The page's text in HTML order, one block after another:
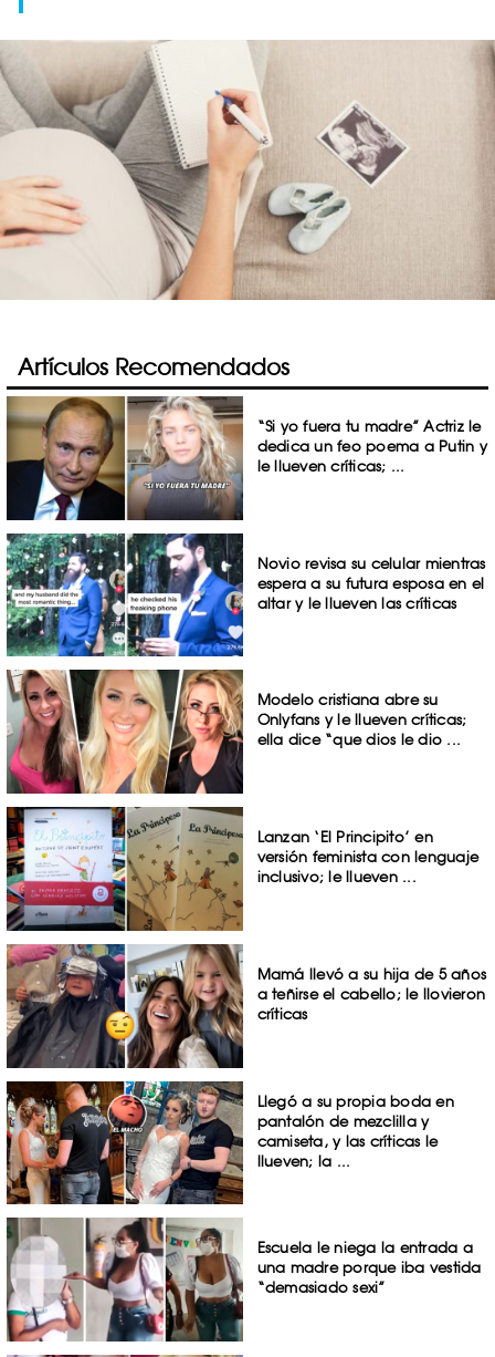
Artículos Recomendados
“Si yo fuera tu madre” Actriz le
dedica un feo poema a Putin y
le llueven críticas; ...
Novio revisa su celular mientras
espera a su futura esposa en el
altar y le llueven las críticas
Modelo cristiana abre su
Onlyfans y le llueven críticas;
ella dice “que dios le dio ...
Lanzan ‘El Principito’ en
versión feminista con lenguaje
inclusivo; le llueven ...
Mamá llevó a su hija de 5 años
a teñirse el cabello; le llovieron
críticas
Llegó a su propia boda en
pantalón de mezclilla y
camiseta, y las críticas le
llueven; la ...
Escuela le niega la entrada a
una madre porque iba vestida
“demasiado sexi”